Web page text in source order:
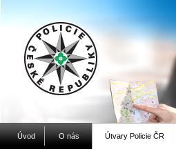
Úvod O nás Útvary Policie ČR